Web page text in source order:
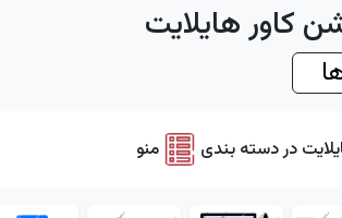
کاور هایلایت
در دسته بندی منو